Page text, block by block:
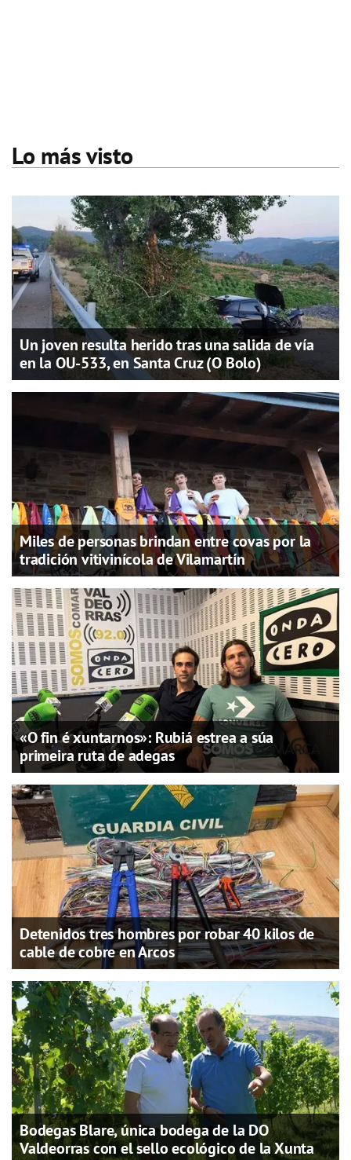
Lo más visto
Un joven resulta herido tras una salida de vía
en la OU-533, en Santa Cruz (O Bolo)
Miles de personas brindan entre covas por la
tradición vitivinícola de Vilamartín
«O fin é xuntarnos»: Rubiá estrea a súa
primeira ruta de adegas
Detenidos tres hombres por robar 40 kilos de
cable de cobre en Arcos
Bodegas Blare, única bodega de la DO
Valdeorras con el sello ecológico de la Xunta